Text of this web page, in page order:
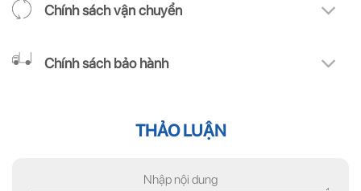
Chính sách vận chuyển
Chính sách bảo hành
THẢO LUẬN